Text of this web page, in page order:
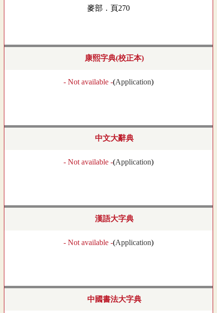
麥部．頁270
康熙字典(校正本)
- Not available -(Application)
中文大辭典
- Not available -(Application)
漢語大字典
- Not available -(Application)
中國書法大字典